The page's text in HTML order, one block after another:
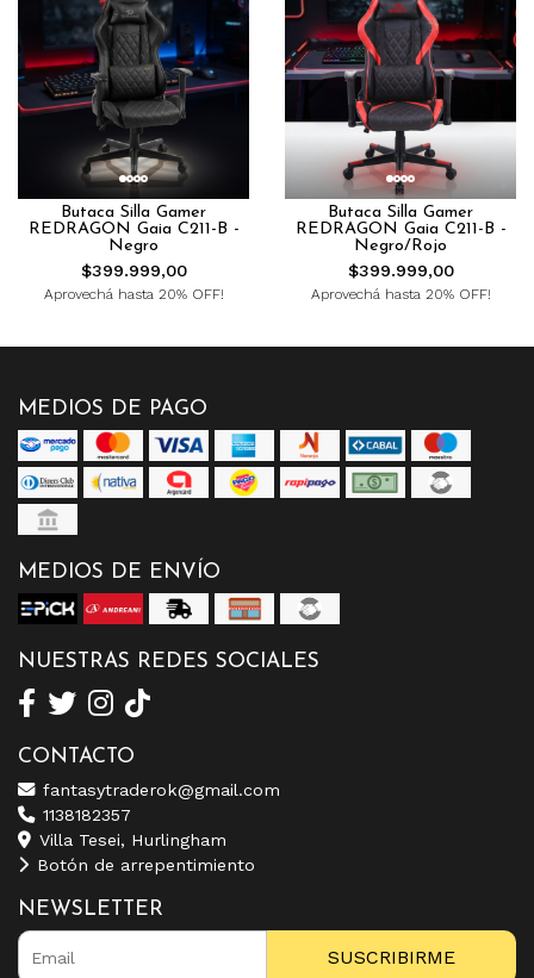
Butaca Silla Gamer
REDRAGON Gaia C211-B -
Negro
$399.999,00
Aprovechá hasta 20% OFF!
Butaca Silla Gamer
REDRAGON Gaia C211-B -
Negro/Rojo
$399.999,00
Aprovechá hasta 20% OFF!
MEDIOS DE PAGO
MEDIOS DE ENVÍO
NUESTRAS REDES SOCIALES
CONTACTO
fantasytraderok@gmail.com
1138182357
Villa Tesei, Hurlingham
Botón de arrepentimiento
NEWSLETTER
SUSCRIBIRME